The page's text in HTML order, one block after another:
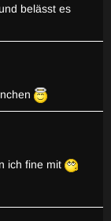
belässt es
ich fine mit